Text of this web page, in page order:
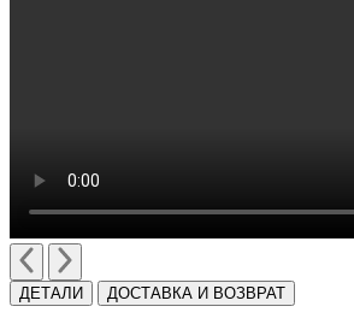
ДЕТАЛИ ДОСТАВКА И ВОЗВРАТ